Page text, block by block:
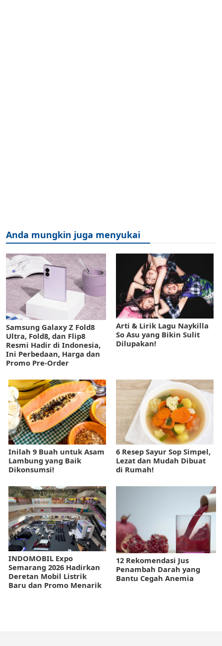
Anda mungkin juga menyukai
Samsung Galaxy Z Fold8
Ultra, Fold8, dan Flip8
Resmi Hadir di Indonesia,
Ini Perbedaan, Harga dan
Promo Pre-Order
Arti & Lirik Lagu Naykilla
So Asu yang Bikin Sulit
Dilupakan!
Inilah 9 Buah untuk Asam
Lambung yang Baik
Dikonsumsi!
6 Resep Sayur Sop Simpel,
Lezat dan Mudah Dibuat
di Rumah!
INDOMOBIL Expo
Semarang 2026 Hadirkan
Deretan Mobil Listrik
Baru dan Promo Menarik
12 Rekomendasi Jus
Penambah Darah yang
Bantu Cegah Anemia